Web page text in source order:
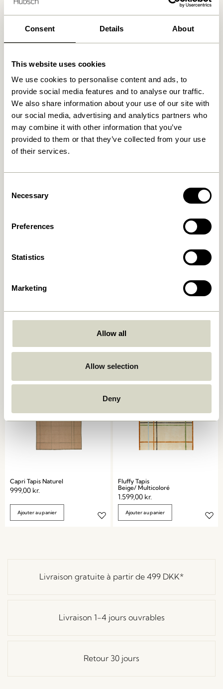
Consent Details About
This website uses cookies
We use cookies to personalise content and ads, to
provide social media features and to analyse our traffic.
We also share information about your use of our site with
our social media, advertising and analytics partners who
may combine it with other information that you’ve
provided to them or that they’ve collected from your use
of their services.
Selection
Necessary
Preferences
Statistics
Marketing
Allow all
Allow selection
Deny
Produits similaires
2.099,00kr.
Ajouter au panier
Marron
Poppy Tapis Large
AtYourFeet Tapis de rivière
859,00
Capri Tapis Naturel
999,00 kr.
Ajouter au panier
Fluffy Tapis
Beige/ Multicoloré
1.599,00 kr.
Ajouter au panier
Livraison gratuite à partir de 499 DKK*
Livraison 1-4 jours ouvrables
Retour 30 jours